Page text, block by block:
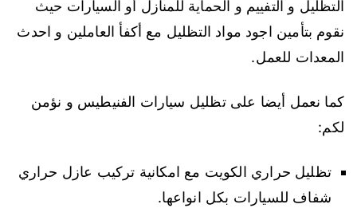
التظليل و التفييم و الحماية للمنازل أو السيارات حيث
نقوم بتأمين اجود مواد التظليل مع أكفأ العاملين و احدث
المعدات للعمل.
كما نعمل أيضا على تظليل سيارات الفنيطيس و نؤمن
لكم:
تظليل حراري الكويت مع امكانية تركيب عازل حراري
شفاف للسيارات بكل انواعها.